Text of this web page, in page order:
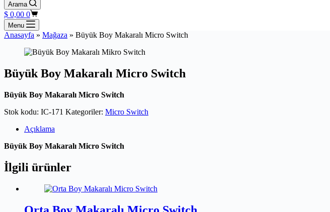
Arama
Shopping
cart
$ 0,00 0
Menu
Anasayfa » Mağaza » Büyük Boy Makaralı Micro Switch
Büyük Boy Makaralı Micro Switch
Büyük Boy Makaralı Micro Switch
Stok kodu: IC-171 Kategoriler: Micro Switch
Açıklama
Büyük Boy Makaralı Micro Switch
İlgili ürünler